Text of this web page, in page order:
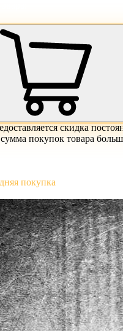
скидка
покупок товара
покупка